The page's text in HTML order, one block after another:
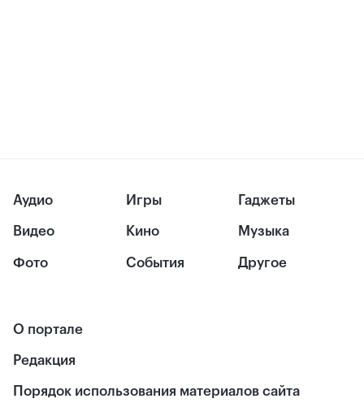
Аудио
Видео
Фото
Игры
Кино
События
Гаджеты
Музыка
Другое
О портале
Редакция
Порядок использования материалов сайта